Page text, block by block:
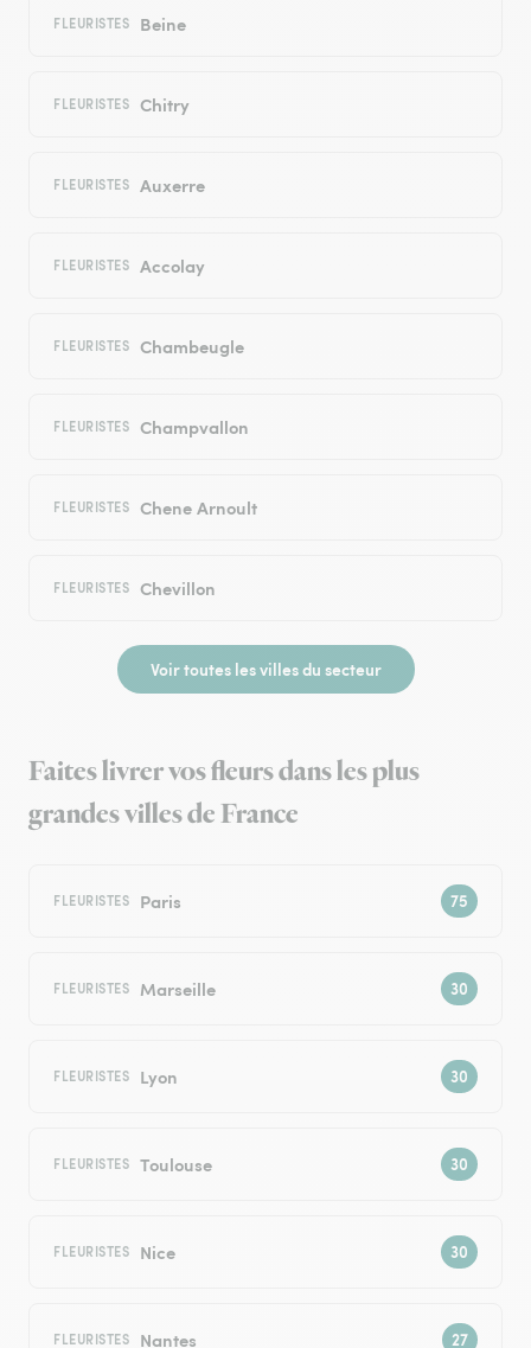
FLEURISTES Beine
FLEURISTES Chitry
FLEURISTES Auxerre
FLEURISTES Accolay
FLEURISTES Chambeugle
FLEURISTES Champvallon
FLEURISTES Chene Arnoult
FLEURISTES Chevillon
Voir toutes les villes du secteur
Faites livrer vos fleurs dans les plus
grandes villes de France
FLEURISTES Paris
FLEURISTES Marseille
FLEURISTES Lyon
FLEURISTES Toulouse
FLEURISTES Nice
FLEURISTES Nantes